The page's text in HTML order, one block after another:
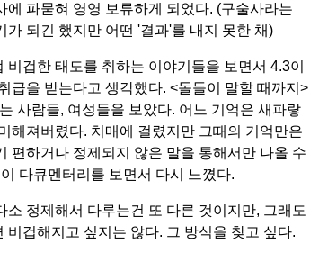
에 파묻혀 영영 보류하게 되었다. (구술사라는
가 되긴 했지만 어떤 '결과'를 내지 못한 채)
겁한 태도를 취하는 이야기들을 보면서 4.3이
급을 받는다고 생각했다. <돌들이 말할 때까지>
사람들, 여성들을 보았다. 어느 기억은 새파랗
해져버렸다. 치매에 걸렸지만 그때의 기억만은
편하거나 정제되지 않은 말을 통해서만 나올 수
다큐멘터리를 보면서 다시 느꼈다.
소 정제해서 다루는건 또 다른 것이지만, 그래도
비겁해지고 싶지는 않다. 그 방식을 찾고 싶다.